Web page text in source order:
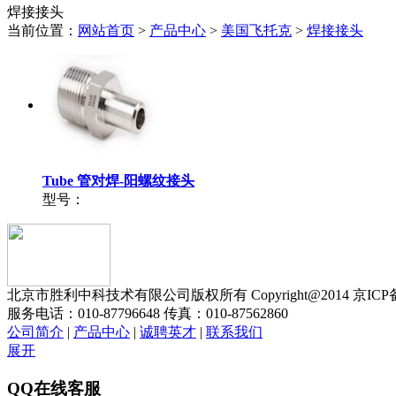
焊接接头
当前位置： 网站首页 > 产品中心 > 美国飞托克 > 焊接接头
Tube 管对焊-阳螺纹接头
型号：
北京市胜利中科技术有限公司版权所有 Copyright@2014 京ICP
服务电话：010-87796648 传真：010-87562860
公司简介 | 产品中心 | 诚聘英才 | 联系我们
展开
QQ在线客服